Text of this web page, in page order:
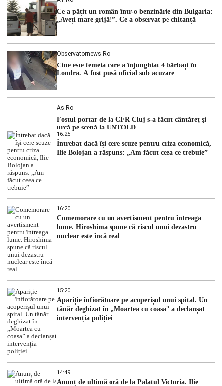
ordinii constituționale. În ședința din camera preliminară,
judecătorii de la instanța supremă au […]
Ce a pățit un român într-o benzinărie din Bulgaria:
„Aveți mare grijă!”. Ce a observat pe chitanță
Observatornews.ro
Cine este femeia care a înjunghiat 4 bărbați în
Londra. A fost pusă oficial sub acuzare
As.ro
Fostul portar de la CFR Cluj s-a făcut cântăreţ şi
urcă pe scenă la UNTOLD
16:25
Întrebat dacă își cere scuze pentru criza economică,
Ilie Bolojan a răspuns: „Am făcut ceea ce trebuie”
16:20
Comemorare cu un avertisment pentru întreaga
lume. Hiroshima spune că riscul unui dezastru
nuclear este încă real
15:20
Apariție înfiorătoare pe acoperișul unui spital. Un
tânăr deghizat în „Moartea cu coasa” a declanșat
intervenția poliției
14:49
Anunț de ultimă oră de la Palatul Victoria. Ilie